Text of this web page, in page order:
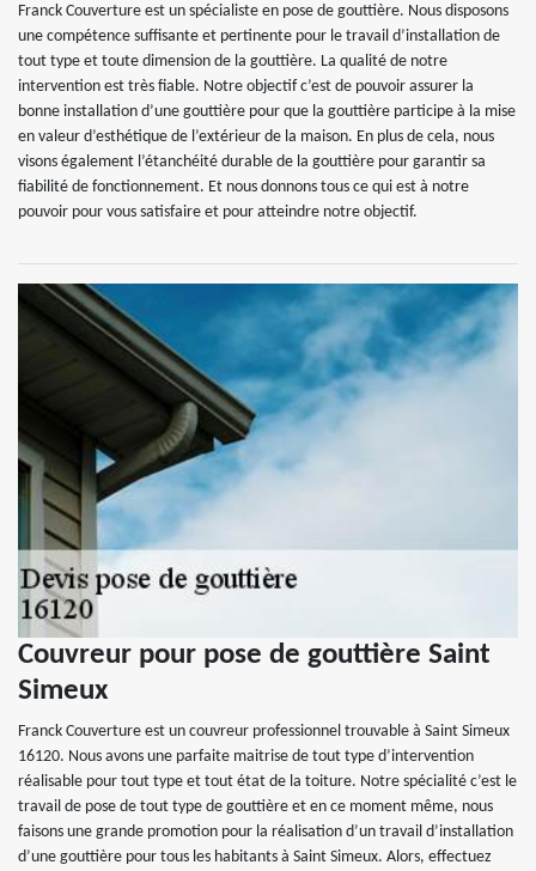
Franck Couverture est un spécialiste en pose de gouttière. Nous disposons
une compétence suffisante et pertinente pour le travail d’installation de
tout type et toute dimension de la gouttière. La qualité de notre
intervention est très fiable. Notre objectif c’est de pouvoir assurer la
bonne installation d’une gouttière pour que la gouttière participe à la mise
en valeur d’esthétique de l’extérieur de la maison. En plus de cela, nous
visons également l’étanchéité durable de la gouttière pour garantir sa
fiabilité de fonctionnement. Et nous donnons tous ce qui est à notre
pouvoir pour vous satisfaire et pour atteindre notre objectif.
Couvreur pour pose de gouttière Saint
Simeux
Franck Couverture est un couvreur professionnel trouvable à Saint Simeux
16120. Nous avons une parfaite maitrise de tout type d’intervention
réalisable pour tout type et tout état de la toiture. Notre spécialité c’est le
travail de pose de tout type de gouttière et en ce moment même, nous
faisons une grande promotion pour la réalisation d’un travail d’installation
d’une gouttière pour tous les habitants à Saint Simeux. Alors, effectuez